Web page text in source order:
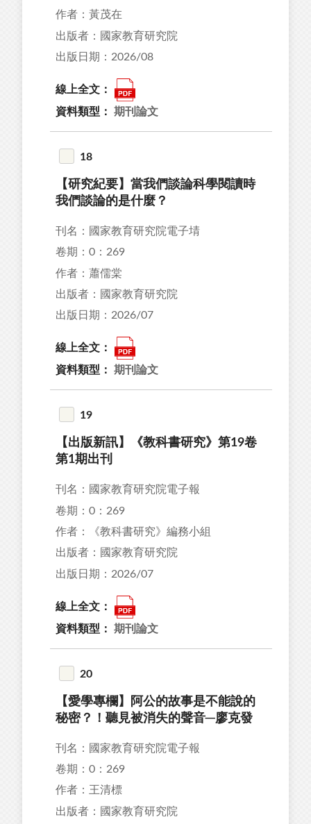
作者：黃茂在
出版者：國家教育研究院
出版日期：2026/08
線上全文：
資料類型： 期刊論文
18
【研究紀要】當我們談論科學閱讀時
我們談論的是什麼？
刊名：國家教育研究院電子埥
卷期：0：269
作者：蕭儒棠
出版者：國家教育研究院
出版日期：2026/07
線上全文：
資料類型： 期刊論文
19
【出版新訊】《教科書研究》第19卷
第1期出刊
刊名：國家教育研究院電子報
卷期：0：269
作者：《教科書研究》編務小組
出版者：國家教育研究院
出版日期：2026/07
線上全文：
資料類型： 期刊論文
20
【愛學專欄】阿公的故事是不能說的
秘密？！聽見被消失的聲音─廖克發
刊名：國家教育研究院電子報
卷期：0：269
作者：王清標
出版者：國家教育研究院